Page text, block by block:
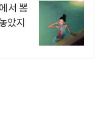
서 뽐
았지